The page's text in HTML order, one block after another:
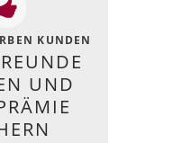
KUNDEN
UND